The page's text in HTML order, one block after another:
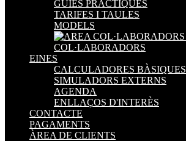
GUIES PRÀCTIQUES
TARIFES I TAULES
MODELS
COL·LABORADORS
EINES
CALCULADORES BÀSIQUES
SIMULADORS EXTERNS
AGENDA
ENLLAÇOS D'INTERÈS
CONTACTE
PAGAMENTS
ÀREA DE CLIENTS